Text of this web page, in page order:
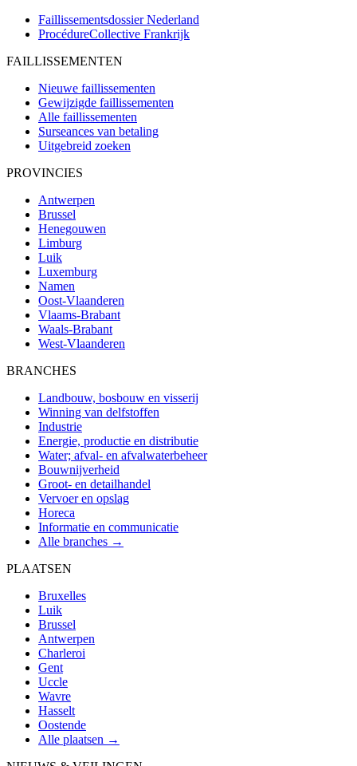
Faillissementsdossier Nederland
ProcédureCollective Frankrijk
FAILLISSEMENTEN
Nieuwe faillissementen
Gewijzigde faillissementen
Alle faillissementen
Surseances van betaling
Uitgebreid zoeken
PROVINCIES
Antwerpen
Brussel
Henegouwen
Limburg
Luik
Luxemburg
Namen
Oost-Vlaanderen
Vlaams-Brabant
Waals-Brabant
West-Vlaanderen
BRANCHES
Landbouw, bosbouw en visserij
Winning van delfstoffen
Industrie
Energie, productie en distributie
Water; afval- en afvalwaterbeheer
Bouwnijverheid
Groot- en detailhandel
Vervoer en opslag
Horeca
Informatie en communicatie
Alle branches →
PLAATSEN
Bruxelles
Luik
Brussel
Antwerpen
Charleroi
Gent
Uccle
Wavre
Hasselt
Oostende
Alle plaatsen →